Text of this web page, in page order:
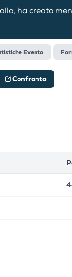
ha creato
Evento
Confronta